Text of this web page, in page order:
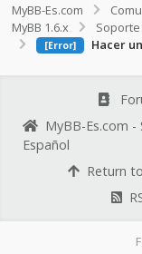
MyBB-Es.com
MyBB 1.6.x
Soporte
[Error] Hacer
MyBB-Es.com
Español
Return